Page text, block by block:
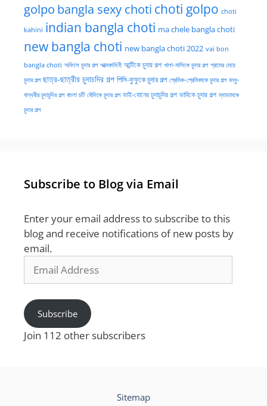
golpo bangla sexy choti choti golpo choti
kahini indian bangla choti ma chele bangla choti
new bangla choti new bangla choti 2022 vai bon
bangla choti অফিসে চুদার গল্প আত্মকাহিনী আন্টিকে চুদার গল্প খালা-মাসিকে চুদার গল্প গ্রামের মেয়ে
চুদার গল্প ছাত্র-ছাত্রীর চুদাচদির গল্প পিসি-ফুফুকে চুদার গল্প প্রেমিক-প্রেমিকাকে চুদার গল্প বন্ধু-
বান্ধবীর চুদাচুদির গল্প বাংলা চটি বৌদিকে চুদার গল্প ভাই-বোনের চুদাচুদির গল্প ভাবিকে চুদার গল্প ম্যাডামকে
চুদার গল্প
Subscribe to Blog via Email
Enter your email address to subscribe to this
blog and receive notifications of new posts by
email.
Address
Subscribe
Join 112 other subscribers
Sitemap